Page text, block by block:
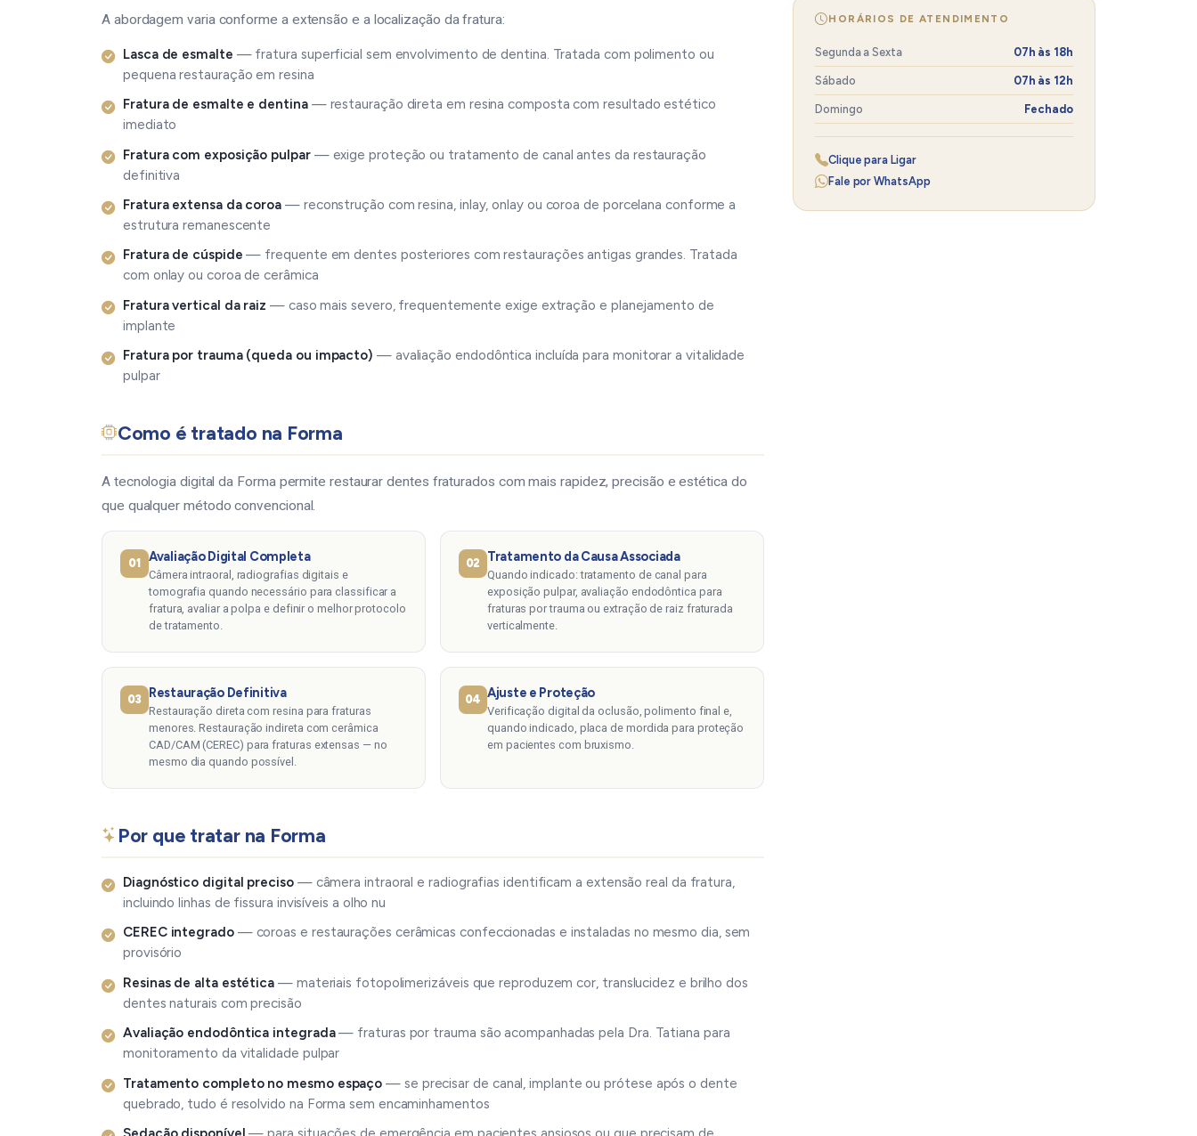
A abordagem varia conforme a extensão e a localização da fratura:
Lasca de esmalte — fratura superficial sem envolvimento de dentina. Tratada com polimento ou
pequena restauração em resina
Fratura de esmalte e dentina— restauração direta em resina composta com resultado estético
imediato
Fratura com exposição pulpar— exige proteção ou tratamento de canal antes da restauração
definitiva
Fratura extensa da coroa — reconstrução com resina, inlay, onlay ou coroa de porcelana conforme a
estrutura remanescente
Fratura de cúspide — frequente em dentes posteriores com restaurações antigas grandes. Tratada
com onlay ou coroa de cerâmica
Fratura vertical da raiz — caso mais severo, frequentemente exige extração e planejamento de
implante
Fratura por trauma (queda ou impacto) — avaliação endodôntica incluída para monitorar a vitalidade
pulpar
Como é tratado na Forma
A tecnologia digital da Forma permite restaurar dentes fraturados com mais rapidez, precisão e estética do
que qualquer método convencional.
01 Avaliação Digital Completa
Câmera intraoral, radiografias digitais e
tomografia quando necessário para classificar a
fratura, avaliar a polpa e definir o melhor protocolo
de tratamento.
02 Tratamento da Causa Associada
Quando indicado: tratamento de canal para
exposição pulpar, avaliação endodôntica para
fraturas por trauma ou extração de raiz fraturada
verticalmente.
03 Restauração Definitiva
Restauração direta com resina para fraturas
menores. Restauração indireta com cerâmica
CAD/CAM (CEREC) para fraturas extensas — no
mesmo dia quando possível.
04 Ajuste e Proteção
Verificação digital da oclusão, polimento final e,
quando indicado, placa de mordida para proteção
em pacientes com bruxismo.
Por que tratar na Forma
Diagnóstico digital preciso— câmera intraoral e radiografias identificam a extensão real da fratura,
incluindo linhas de fissura invisíveis a olho nu
CEREC integrado— coroas e restaurações cerâmicas confeccionadas e instaladas no mesmo dia, sem
provisório
Resinas de alta estética — materiais fotopolimerizáveis que reproduzem cor, translucidez e brilho dos
dentes naturais com precisão
Avaliação endodôntica integrada— fraturas por trauma são acompanhadas pela Dra. Tatiana para
monitoramento da vitalidade pulpar
Tratamento completo no mesmo espaço — se precisar de canal, implante ou prótese após o dente
quebrado, tudo é resolvido na Forma sem encaminhamentos
HORÁRIOS DE ATENDIMENTO
Segunda a Sexta 07h às 18h
Sábado 07h às 12h
Domingo Fechado
Clique para Ligar
Fale por WhatsApp